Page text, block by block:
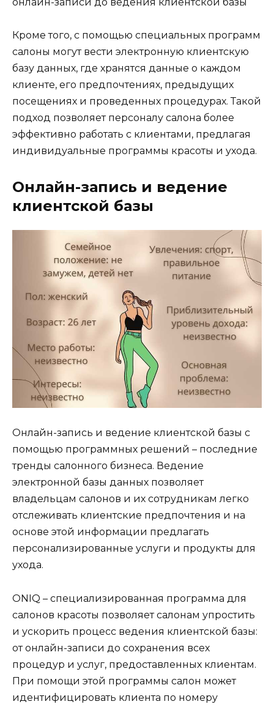
Кроме того, с помощью специальных программ
салоны могут вести электронную клиентскую
базу данных, где хранятся данные о каждом
клиенте, его предпочтениях, предыдущих
посещениях и проведенных процедурах. Такой
подход позволяет персоналу салона более
эффективно работать с клиентами, предлагая
индивидуальные программы красоты и ухода.
Онлайн-запись и ведение
клиентской базы
Онлайн-запись и ведение клиентской базы с
помощью программных решений – последние
тренды салонного бизнеса. Ведение
электронной базы данных позволяет
владельцам салонов и их сотрудникам легко
отслеживать клиентские предпочтения и на
основе этой информации предлагать
персонализированные услуги и продукты для
ухода.
ONIQ – специализированная программа для
салонов красоты позволяет салонам упростить
и ускорить процесс ведения клиентской базы:
от онлайн-записи до сохранения всех
процедур и услуг, предоставленных клиентам.
При помощи этой программы салон может
идентифицировать клиента по номеру